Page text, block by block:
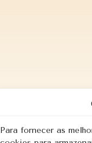
Para fornecer as